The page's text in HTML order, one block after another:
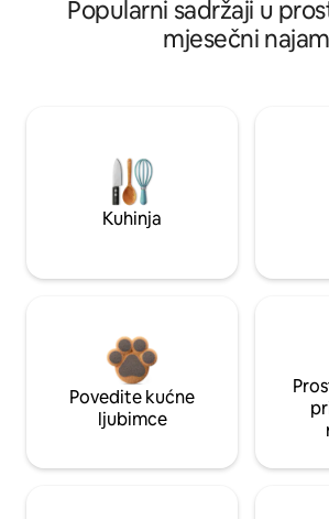
Popularni sadržaji u
mjesečni najam
Kuhinja
Povedite kućne
ljubimce